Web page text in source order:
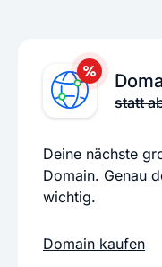
statt
Deine nächste
Domain. Genau
wichtig.
Domain kaufen